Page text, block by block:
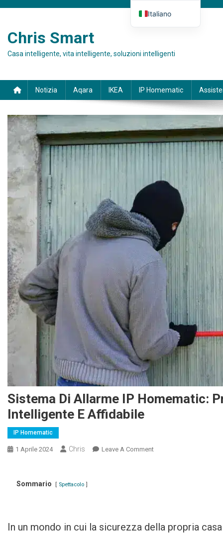
Chris Smart
Casa intelligente, vita intelligente, soluzioni intelligenti
Notizia Aqara IKEA IP Homematic
Sistema Di Allarme IP Homematic:
Intelligente E Affidabile
IP Homematic
1 Aprile 2024 Chris Leave A Comment
Sommario Spettacolo
In un mondo in cui la sicurezza della propria
Italiano
Français